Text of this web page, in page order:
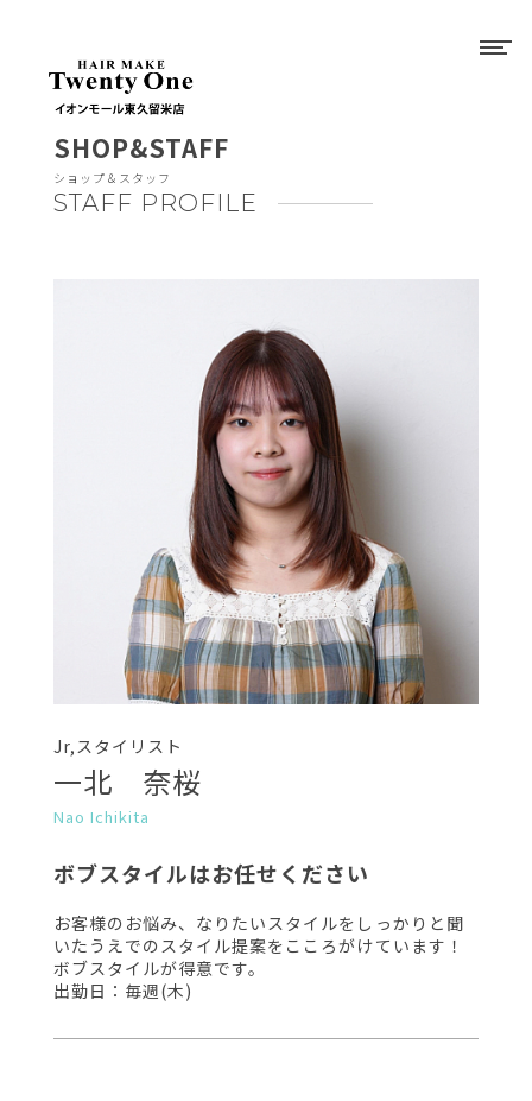
SHOP&STAFF
ショップ＆スタッフ
STAFF PROFILE
Jr,スタイリスト
一北 奈桜
Nao Ichikita
ボブスタイルはお任せください
お客様のお悩み、なりたいスタイルをしっかりと聞
いたうえでのスタイル提案をこころがけています！
ボブスタイルが得意です。
出勤日：毎週(木)